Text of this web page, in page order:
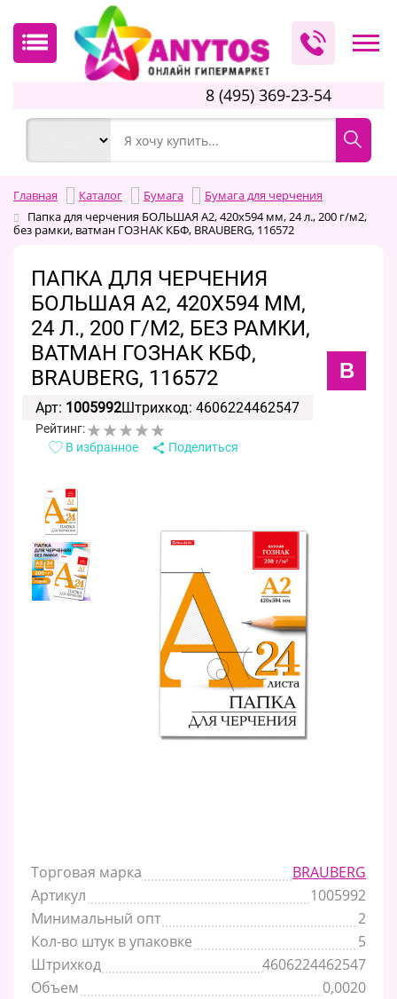
8 (495) 369-23-54
Главная Каталог Бумага
Бумага для черчения
Папка для черчения БОЛЬШАЯ А2, 420х594 мм, 24 л., 200 г/м2,
без рамки, ватман ГОЗНАК КБФ, BRAUBERG, 116572
ПАПКА ДЛЯ ЧЕРЧЕНИЯ
БОЛЬШАЯ А2, 420Х594 ММ,
24 Л., 200 Г/М2, БЕЗ РАМКИ,
ВАТМАН ГОЗНАК КБФ,
BRAUBERG, 116572
B
Арт: 1005992Штрихкод: 4606224462547
Рейтинг:
В избранное
Поделиться
Торговая марка
BRAUBERG
Артикул
1005992
Минимальный опт
2
Кол-во штук в упаковке
5
Штрихкод
4606224462547
Объем
0,0020